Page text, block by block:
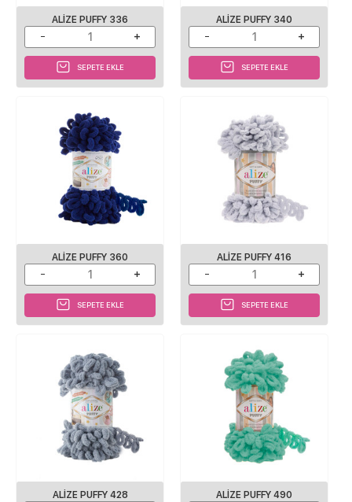
ALIZE PUFFY 336
SEPETE EKLE
ALIZE PUFFY 340
SEPETE EKLE
ALIZE PUFFY 360
SEPETE EKLE
ALIZE PUFFY 416
SEPETE EKLE
ALIZE PUFFY 428 ALIZE PUFFY 490